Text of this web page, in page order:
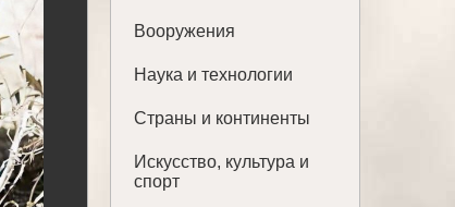
Вооружения
Наука и технологии
Страны и континенты
Искусство, культура и
спорт